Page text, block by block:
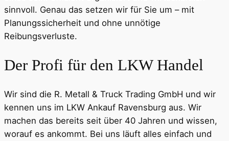
sinnvoll. Genau das setzen wir für Sie um – mit
Planungssicherheit und ohne unnötige
Reibungsverluste.
Der Profi für den LKW Handel
Wir sind die R. Metall & Truck Trading GmbH und wir
kennen uns im LKW Ankauf Ravensburg aus. Wir
machen das bereits seit über 40 Jahren und wissen,
worauf es ankommt. Bei uns läuft alles einfach und